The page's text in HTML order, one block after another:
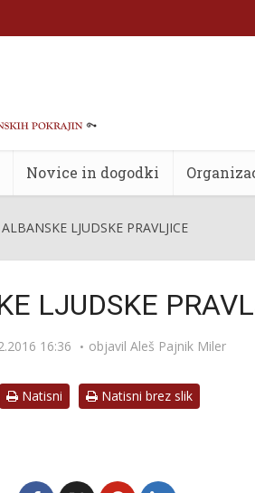
Novice in dogodki
ALBANSKE LJUDSKE PRAVLJICE
LJUDSKE
16:36 objavil Aleš Pajnik Miler
Natisni Natisni brez slik